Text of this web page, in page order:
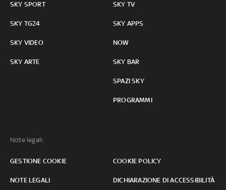
SKY SPORT
SKY TG24
SKY VIDEO
SKY ARTE
SKY TV
SKY APPS
NOW
SKY BAR
SPAZI SKY
PROGRAMMI
Note legali:
GESTIONE COOKIE COOKIE POLICY
NOTE LEGALI DICHIARAZIONE DI ACCESSIBILITÀ